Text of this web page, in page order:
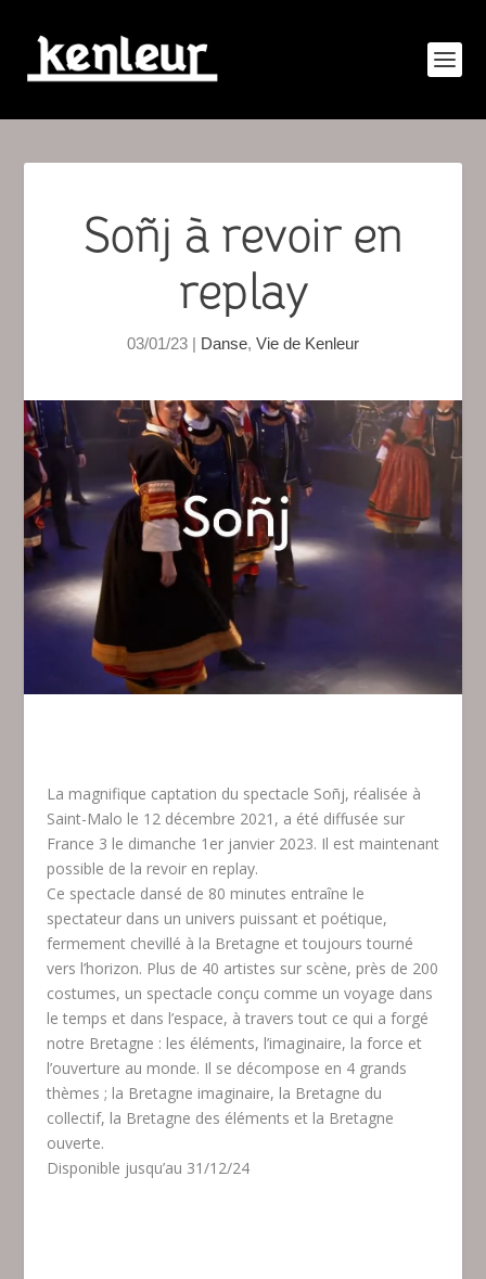
Soñj à revoir en
replay
03/01/23 | Danse, Vie de Kenleur
La magnifique captation du spectacle Soñj, réalisée à
Saint-Malo le 12 décembre 2021, a été diffusée sur
France 3 le dimanche 1er janvier 2023. Il est maintenant
possible de la revoir en replay.
Ce spectacle dansé de 80 minutes entraîne le
spectateur dans un univers puissant et poétique,
fermement chevillé à la Bretagne et toujours tourné
vers l’horizon. Plus de 40 artistes sur scène, près de 200
costumes, un spectacle conçu comme un voyage dans
le temps et dans l’espace, à travers tout ce qui a forgé
notre Bretagne : les éléments, l’imaginaire, la force et
l’ouverture au monde. Il se décompose en 4 grands
thèmes ; la Bretagne imaginaire, la Bretagne du
collectif, la Bretagne des éléments et la Bretagne
ouverte.
Disponible jusqu’au 31/12/24